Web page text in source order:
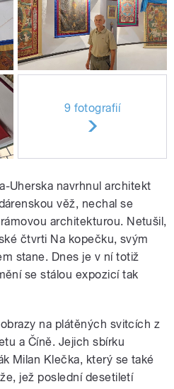
9 fotografií
Uherska navrhnul architekt
věž, nechal se
architekturou. Netušil,
čtvrti Na kopečku, svým
stane. Dnes je v ní totiž
se stálou expozicí tak
na plátěných svitcích z
a Číně. Jejich sbírku
Milan Klečka, který se také
jež poslední desetiletí